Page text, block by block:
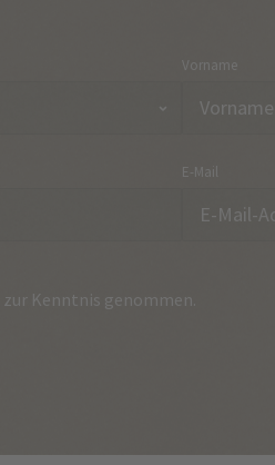
Vorname
E-Mail
zur Kenntnis genommen.